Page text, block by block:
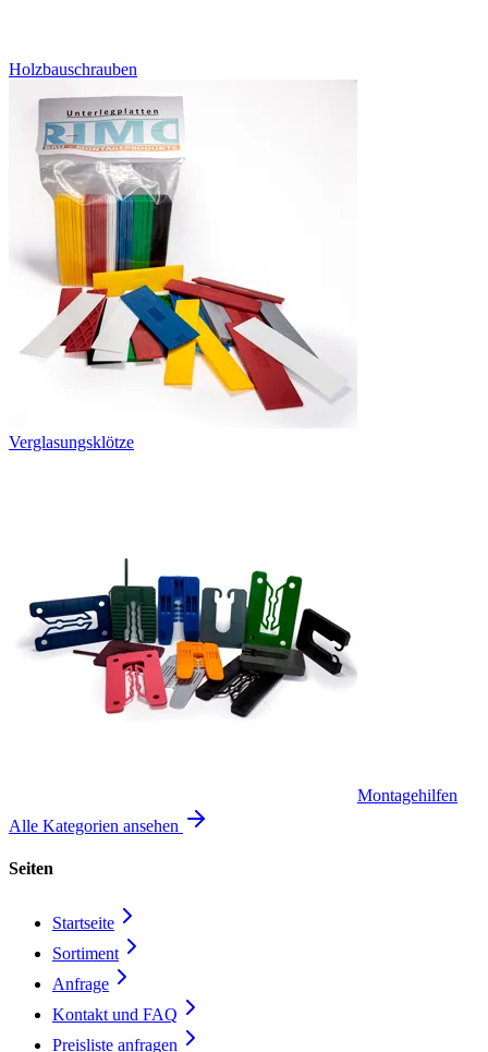
Holzbauschrauben
Verglasungsklötze
Montagehilfen
Alle Kategorien ansehen
Seiten
Startseite
Sortiment
Anfrage
Kontakt und FAQ
Preisliste anfragen